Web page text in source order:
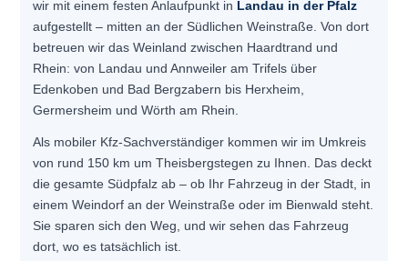
wir mit einem festen Anlaufpunkt in Landau in der Pfalz
aufgestellt – mitten an der Südlichen Weinstraße. Von dort
betreuen wir das Weinland zwischen Haardtrand und
Rhein: von Landau und Annweiler am Trifels über
Edenkoben und Bad Bergzabern bis Herxheim,
Germersheim und Wörth am Rhein.
Als mobiler Kfz-Sachverständiger kommen wir im Umkreis
von rund 150 km um Theisbergstegen zu Ihnen. Das deckt
die gesamte Südpfalz ab – ob Ihr Fahrzeug in der Stadt, in
einem Weindorf an der Weinstraße oder im Bienwald steht.
Sie sparen sich den Weg, und wir sehen das Fahrzeug
dort, wo es tatsächlich ist.